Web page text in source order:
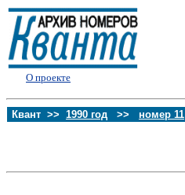
О проекте
Квант >> 1990 год >> номер 11